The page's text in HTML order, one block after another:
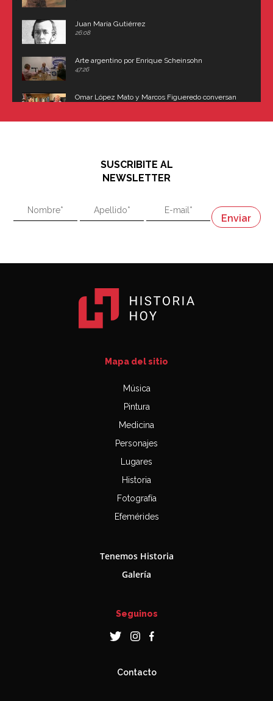
Juan María Gutiérrez
26:08
Arte argentino por Enrique Scheinsohn
47:26
Omar López Mato y Marcos Figueredo conversan
"En política, la estupidez no es una desventaja"
"En política, la estupidez no es una desventaja"
Napoleón
SUSCRIBITE AL
NEWSLETTER
Mapa del sitio
Música
Pintura
Medicina
Personajes
Lugares
Historia
Fotografía
Efemérides
Tenemos Historia
Galería
Seguinos
Contacto